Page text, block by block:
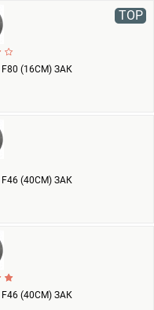
TOP
(16СМ) ЗАК
(40СМ) ЗАК
(40СМ) ЗАК